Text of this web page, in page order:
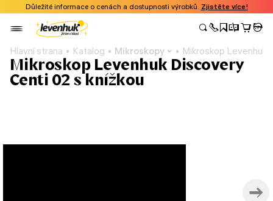
Důležité informace o cenách a dostupnosti výrobků. Zjistěte více!
Hlavní strana Katalog Mikroskopy Mikroskop Levenhuk
Mikroskop Levenhuk Discovery
Centi 02 s knížkou